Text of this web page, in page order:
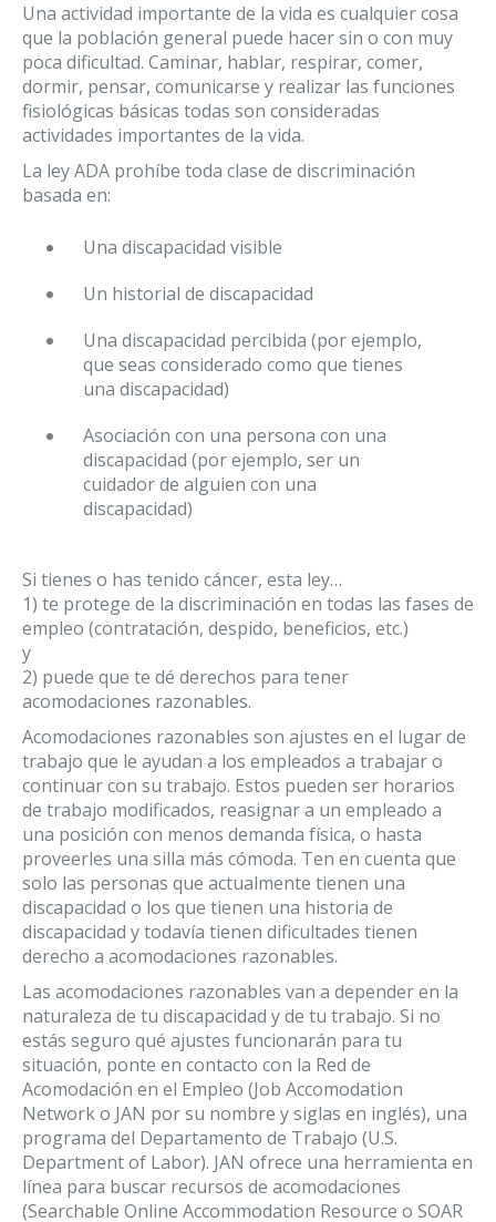
Una actividad importante de la vida es cualquier cosa
que la población general puede hacer sin o con muy
poca dificultad. Caminar, hablar, respirar, comer,
dormir, pensar, comunicarse y realizar las funciones
fisiológicas básicas todas son consideradas
actividades importantes de la vida.
La ley ADA prohíbe toda clase de discriminación
basada en:
Una discapacidad visible
Un historial de discapacidad
Una discapacidad percibida (por ejemplo,
que seas considerado como que tienes
una discapacidad)
Asociación con una persona con una
discapacidad (por ejemplo, ser un
cuidador de alguien con una
discapacidad)
Si tienes o has tenido cáncer, esta ley…
1) te protege de la discriminación en todas las fases de
empleo (contratación, despido, beneficios, etc.)
y
2) puede que te dé derechos para tener
acomodaciones razonables.
Acomodaciones razonables son ajustes en el lugar de
trabajo que le ayudan a los empleados a trabajar o
continuar con su trabajo. Estos pueden ser horarios
de trabajo modificados, reasignar a un empleado a
una posición con menos demanda física, o hasta
proveerles una silla más cómoda. Ten en cuenta que
solo las personas que actualmente tienen una
discapacidad o los que tienen una historia de
discapacidad y todavía tienen dificultades tienen
derecho a acomodaciones razonables.
Las acomodaciones razonables van a depender en la
naturaleza de tu discapacidad y de tu trabajo. Si no
estás seguro qué ajustes funcionarán para tu
situación, ponte en contacto con la Red de
Acomodación en el Empleo (Job Accomodation
Network o JAN por su nombre y siglas en inglés), una
programa del Departamento de Trabajo (U.S.
Department of Labor). JAN ofrece una herramienta en
línea para buscar recursos de acomodaciones
(Searchable Online Accommodation Resource o SOAR